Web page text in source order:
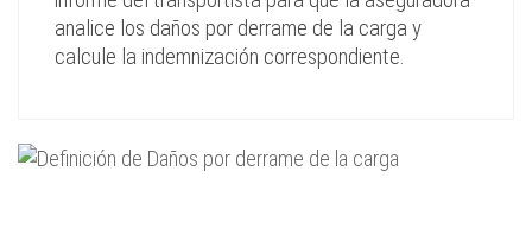
analice los daños por derrame de la carga y
calcule la indemnización correspondiente.